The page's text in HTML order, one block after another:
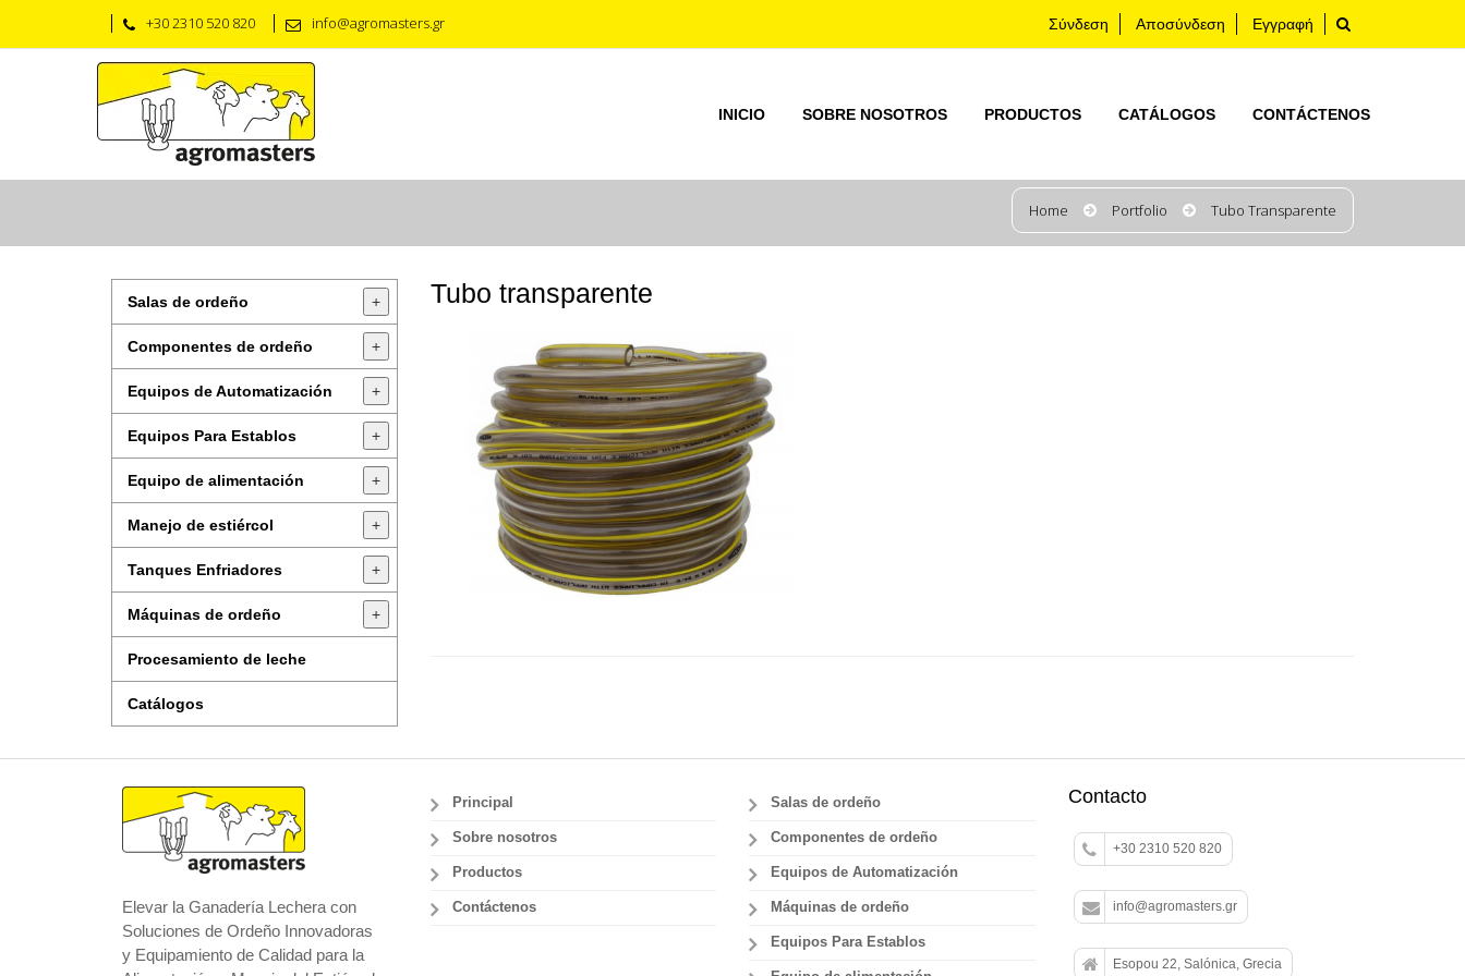
+30 2310 520 820 info@agromasters.gr Σύνδεση Αποσύνδεση Εγγραφή
INICIO SOBRE NOSOTROS PRODUCTOS CATÁLOGOS CONTÁCTENOS
Home Portfolio Tubo Transparente
Salas de ordeño +
Componentes de ordeño +
Equipos de Automatización +
Equipos Para Establos +
Equipo de alimentación +
Manejo de estiércol +
Tanques Enfriadores +
Máquinas de ordeño +
Procesamiento de leche
Catálogos
Tubo transparente
Elevar la Ganadería Lechera con
Soluciones de Ordeño Innovadoras
y Equipamiento de Calidad para la
Principal
Sobre nosotros
Productos
Contáctenos
Salas de ordeño
Componentes de ordeño
Equipos de Automatización
Máquinas de ordeño
Equipos Para Establos
Contacto
+30 2310 520 820
info@agromasters.gr
Esopou 22, Salónica, Grecia